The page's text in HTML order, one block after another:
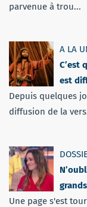
parvenue à trou...
A LA
C’est
est
Depuis quelques
diffusion de la
Une page s'est